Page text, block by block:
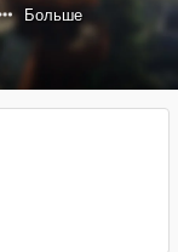
Больше